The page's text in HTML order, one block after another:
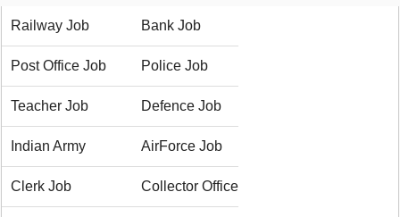
Railway Job Bank Job
Post Office Job Police Job
Teacher Job Defence Job
Indian Army AirForce Job
Clerk Job Collector Office